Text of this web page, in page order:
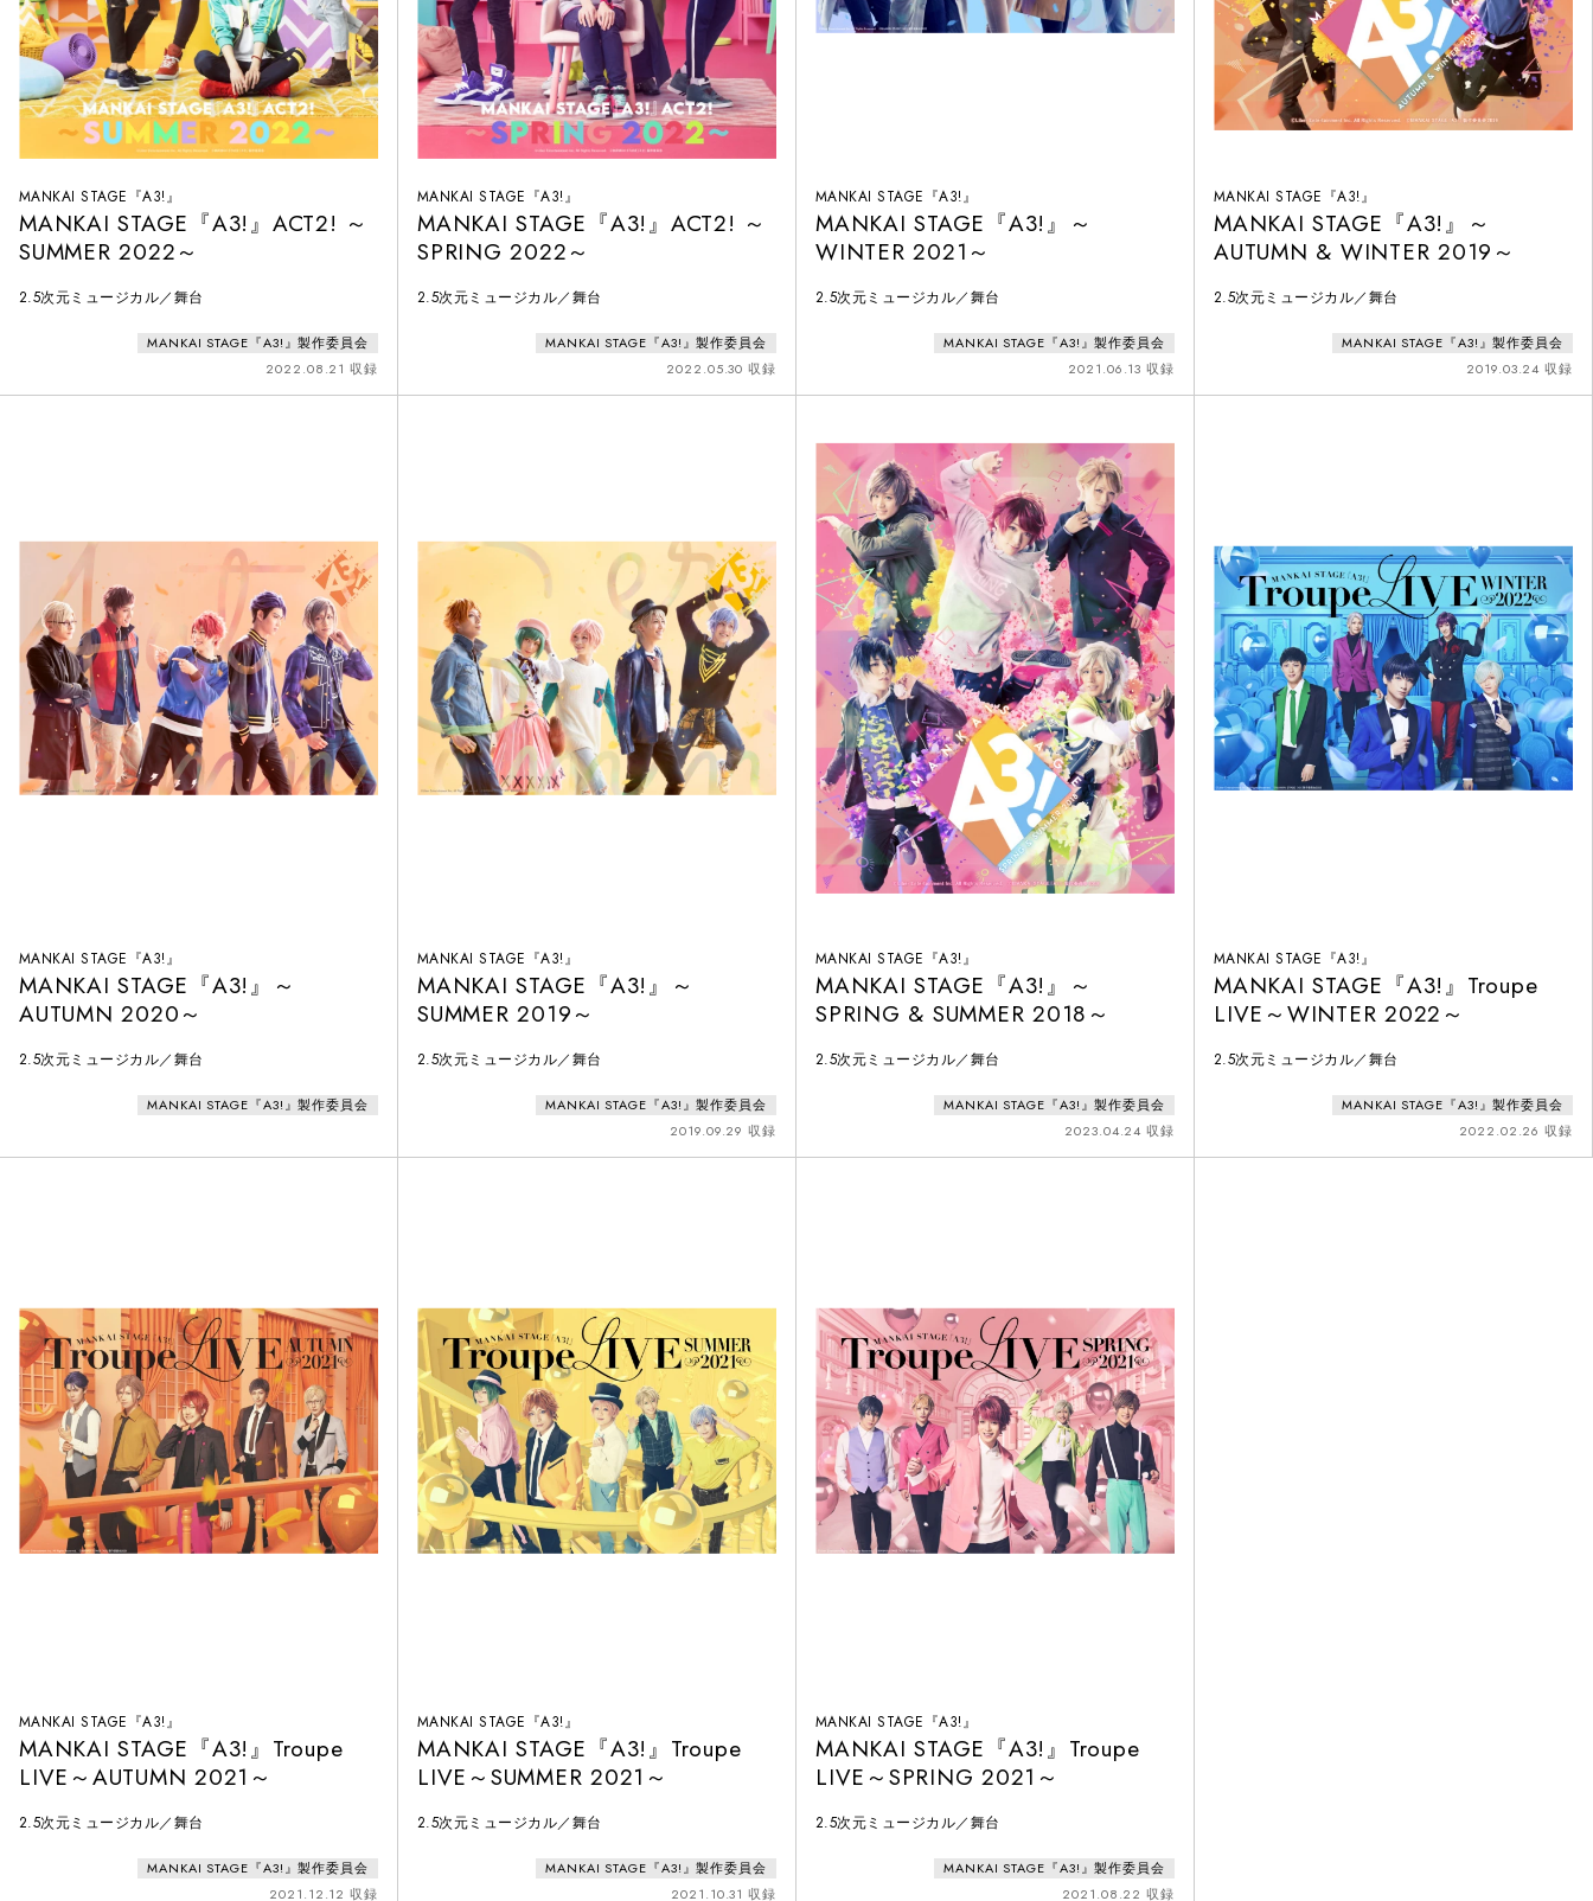
MANKAI STAGE『A3!』
MANKAI STAGE『A3!』ACT2! ～
SUMMER 2022～
2.5次元ミュージカル／舞台
MANKAI STAGE『A3!』製作委員会
2022.08.21 収録
MANKAI STAGE『A3!』
MANKAI STAGE『A3!』ACT2! ～
SPRING 2022～
2.5次元ミュージカル／舞台
MANKAI STAGE『A3!』製作委員会
2022.05.30 収録
MANKAI STAGE『A3!』
MANKAI STAGE『A3!』～
WINTER 2021～
2.5次元ミュージカル／舞台
MANKAI STAGE『A3!』製作委員会
2021.06.13 収録
MANKAI STAGE『A3!』
MANKAI STAGE『A3!』～
AUTUMN & WINTER 2019～
2.5次元ミュージカル／舞台
MANKAI STAGE『A3!』製作委員会
2019.03.24 収録
MANKAI STAGE『A3!』
MANKAI STAGE『A3!』～
AUTUMN 2020～
2.5次元ミュージカル／舞台
MANKAI STAGE『A3!』製作委員会
MANKAI STAGE『A3!』
MANKAI STAGE『A3!』～
SUMMER 2019～
2.5次元ミュージカル／舞台
MANKAI STAGE『A3!』製作委員会
2019.09.29 収録
MANKAI STAGE『A3!』
MANKAI STAGE『A3!』～
SPRING & SUMMER 2018～
2.5次元ミュージカル／舞台
MANKAI STAGE『A3!』製作委員会
2023.04.24 収録
MANKAI STAGE『A3!』
MANKAI STAGE『A3!』Troupe
LIVE～WINTER 2022～
2.5次元ミュージカル／舞台
MANKAI STAGE『A3!』製作委員会
2022.02.26 収録
MANKAI STAGE『A3!』
MANKAI STAGE『A3!』Troupe
LIVE～AUTUMN 2021～
2.5次元ミュージカル／舞台
MANKAI STAGE『A3!』製作委員会
2021.12.12 収録
MANKAI STAGE『A3!』
MANKAI STAGE『A3!』Troupe
LIVE～SUMMER 2021～
2.5次元ミュージカル／舞台
MANKAI STAGE『A3!』製作委員会
2021.10.31 収録
MANKAI STAGE『A3!』
MANKAI STAGE『A3!』Troupe
LIVE～SPRING 2021～
2.5次元ミュージカル／舞台
MANKAI STAGE『A3!』製作委員会
2021.08.22 収録